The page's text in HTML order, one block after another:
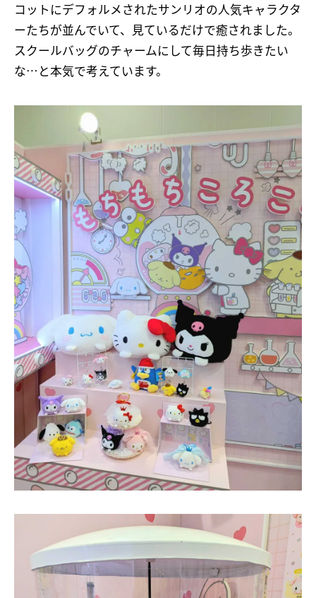
コットにデフォルメされたサンリオの人気キャラクタ
ーたちが並んでいて、見ているだけで癒されました。
スクールバッグのチャームにして毎日持ち歩きたい
な…と本気で考えています。